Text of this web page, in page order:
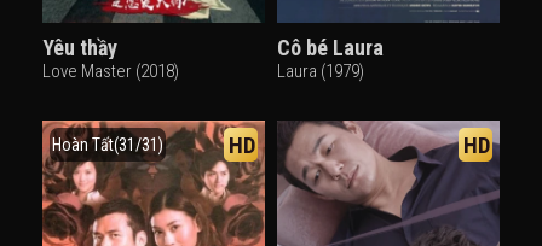
Yêu thầy
Love Master (2018)
Cô bé Laura
Laura (1979)
Hoàn Tất(31/31) HD HD